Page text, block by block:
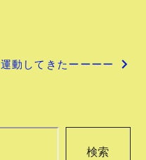
運動してきたーーーー
検索